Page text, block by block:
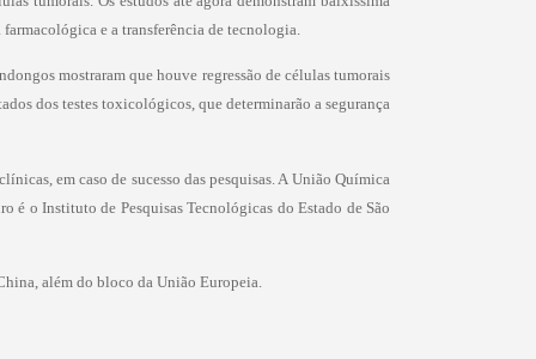
e a transferência de tecnologia.
mostraram que houve regressão de células tumorais
dos testes toxicológicos, que determinarão a segurança
em caso de sucesso das pesquisas. A União Química
é o Instituto de Pesquisas Tecnológicas do Estado de São
além do bloco da União Europeia.